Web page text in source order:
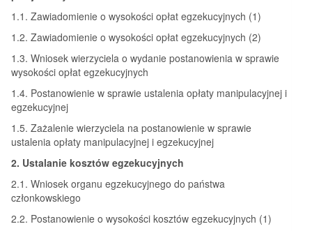
1.1. Zawiadomienie o wysokości opłat egzekucyjnych (1)
1.2. Zawiadomienie o wysokości opłat egzekucyjnych (2)
1.3. Wniosek wierzyciela o wydanie postanowienia w sprawie
wysokości opłat egzekucyjnych
1.4. Postanowienie w sprawie ustalenia opłaty manipulacyjnej i
egzekucyjnej
1.5. Zażalenie wierzyciela na postanowienie w sprawie
ustalenia opłaty manipulacyjnej i egzekucyjnej
2. Ustalanie kosztów egzekucyjnych
2.1. Wniosek organu egzekucyjnego do państwa
członkowskiego
2.2. Postanowienie o wysokości kosztów egzekucyjnych (1)